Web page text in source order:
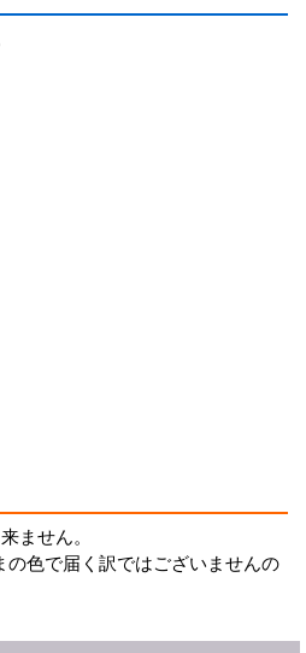
ません。
の色で届く訳ではございませんの